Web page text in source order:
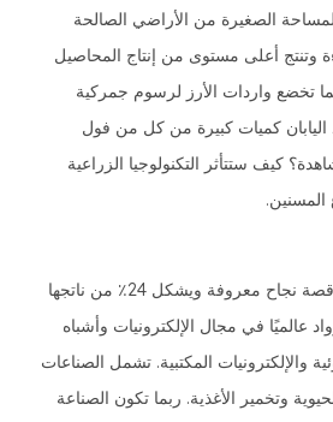
الصغيرة من الأراضي الصالحة
وتنتج أعلى مستوى من إنتاج المحاصيل
تخضع واردات الأرز لرسوم جمركية
، تستورد اليابان كميات كبيرة من كل من فول
كيف ستتأثر التكنولوجيا الزراعية
يعتبر التصنيع في اليابان قصة نجاح معروفة ويشكل 24٪ من ناتجها
عالميًا في مجال الإلكترونيات وأشباه
والإلكترونيات المكتبية. تشمل الصناعات
وتخمير الأغذية. ربما تكون الصناعة